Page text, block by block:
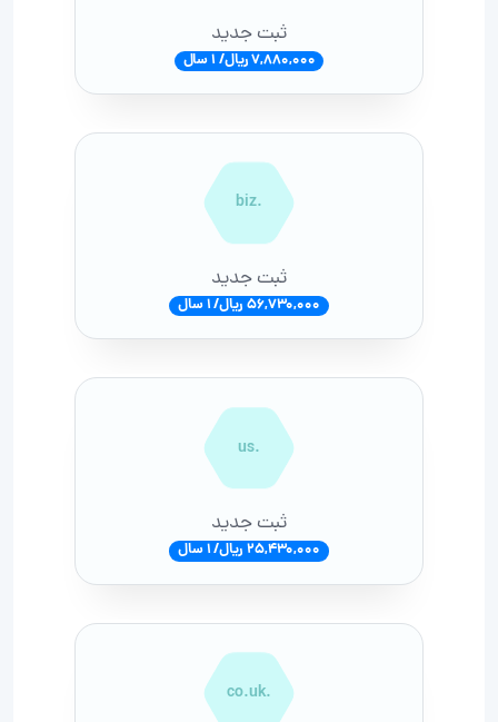
ثبت جدید
7,880,000 ریال/ 1 سال
.biz
ثبت جدید
56,730,000 ریال/ 1 سال
.us
ثبت جدید
25,430,000 ریال/ 1 سال
.co.uk